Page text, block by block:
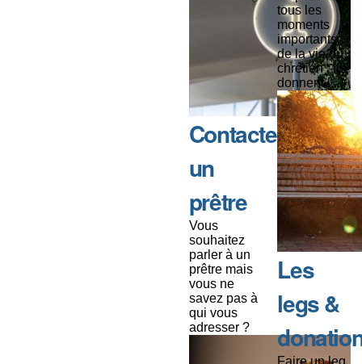
Contacter
un
prêtre
Vous
souhaitez
parler à un
prêtre mais
vous ne
savez pas à
qui vous
adresser ?
tous les
moments
importants
de la vie du
chrétien : ils
donnent [...]
Les
legs &